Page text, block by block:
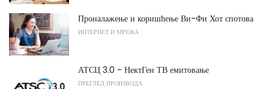
Проналажење и коришћење Ви-Фи Хот спотова
ИНТЕРНЕТ И МРЕЖА
АТСЦ 3.0 - НектГен ТВ емитовање
ПРЕГЛЕД ПРОИЗВОДА